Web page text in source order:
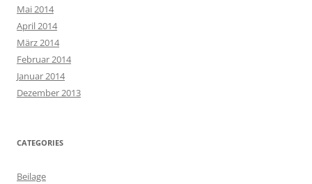
Mai 2014
April 2014
März 2014
Februar 2014
Januar 2014
Dezember 2013
CATEGORIES
Beilage